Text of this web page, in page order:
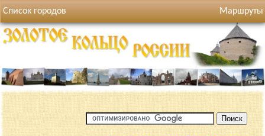
Список городов Маршруты